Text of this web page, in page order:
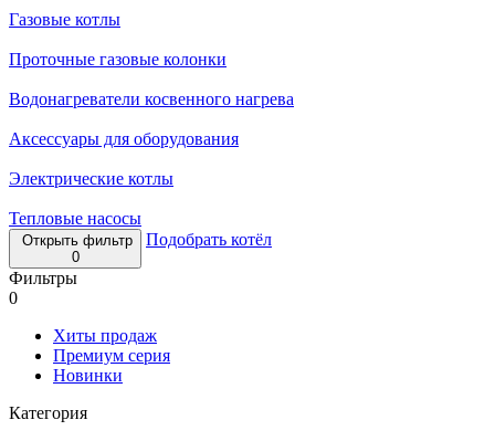
Газовые котлы
Проточные газовые колонки
Водонагреватели косвенного нагрева
Аксессуары для оборудования
Электрические котлы
Тепловые насосы
Открыть фильтр
0
Подобрать котёл
Фильтры
0
Хиты продаж
Премиум серия
Новинки
Категория